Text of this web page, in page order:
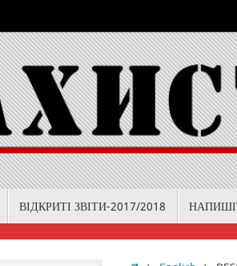
ВІДКРИТІ ЗВІТИ-2017/2018